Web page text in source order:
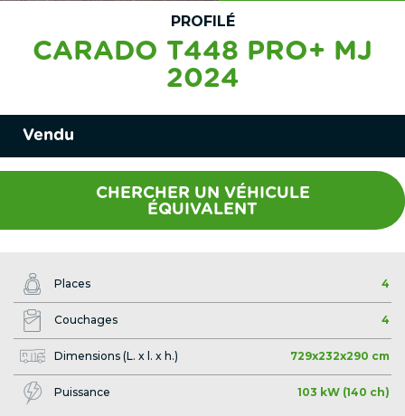
PROFILÉ
CARADO T448 PRO+ MJ
2024
Vendu
CHERCHER UN VÉHICULE
ÉQUIVALENT
Places 4
Couchages 4
Dimensions (L. x l. x h.) 729x232x290 cm
Puissance 103 kW (140 ch)